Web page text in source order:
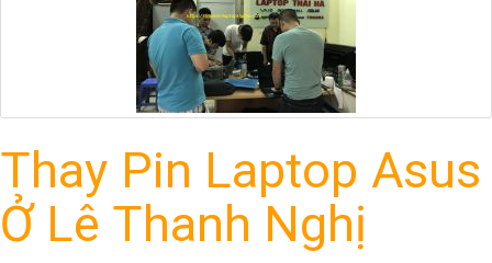
Thay Pin Laptop Asus
Ở Lê Thanh Nghị